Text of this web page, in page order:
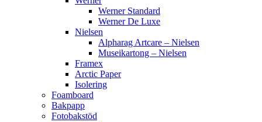
Werner Standard
Werner De Luxe
Nielsen
Alpharag Artcare – Nielsen
Museikartong – Nielsen
Framex
Arctic Paper
Isolering
Foamboard
Bakpapp
Fotobakstöd